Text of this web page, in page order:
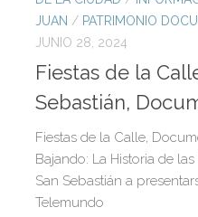
JUAN / PATRIMONIO
JUNIO 28, 2024
Fiestas de la
Sebastián,
Fiestas de la Calle,
Bajando: La Historia de
San Sebastián a
Telemundo